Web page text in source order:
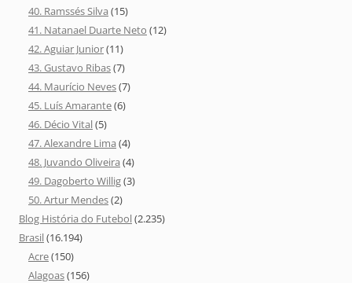
40. Ramssés Silva (15)
41. Natanael Duarte Neto (12)
42. Aguiar Junior(11)
43. Gustavo Ribas(7)
44. Maurício Neves(7)
45. Luís Amarante(6)
46. Décio Vital(5)
47. Alexandre Lima (4)
48. Juvando Oliveira (4)
49. Dagoberto Willig(3)
50. Artur Mendes(2)
Blog História do Futebol(2.235)
Brasil(16.194)
Acre(150)
Alagoas(156)